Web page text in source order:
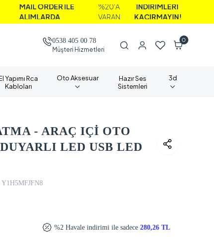
ORDER İLE
%20'A
İNDİRİMLERİ
KAÇIRMAYIN!
0538 405 00 78
Müşteri Hizmetleri
0
Yapımı Rca
Kabloları
Oto Aksesuar
Hazır Ses
Sistemleri
3d
- ARAÇ IÇİ OTO
LED USB LED
Y1H5MFJFN8
%2 Havale indirimi ile sadece280,26 TL